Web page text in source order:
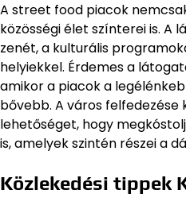
A street food piacok
közösségi élet színterei is. A
zenét, a kulturális
helyiekkel. Érdemes a
amikor a piacok a
bővebb. A város felfedezése
lehetőséget, hogy
is, amelyek szintén részei a
Közlekedési tippek